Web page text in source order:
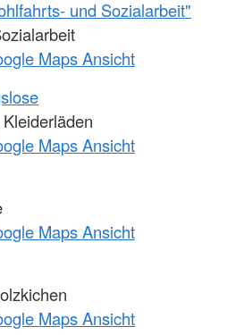
und Sozialarbeit"
Maps Ansicht
Maps Ansicht
Maps Ansicht
Maps Ansicht